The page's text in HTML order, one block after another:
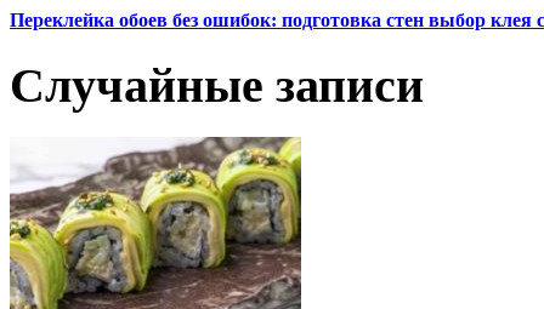
Переклейка обоев без ошибок: подготовка стен выбор клея
Случайные записи